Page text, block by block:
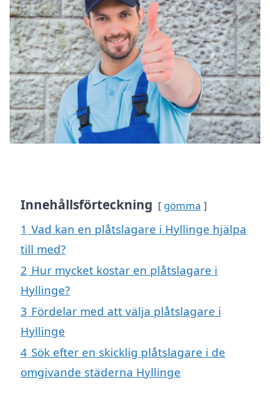
Innehållsförteckning gömma
1 Vad kan en plåtslagare i Hyllinge hjälpa
till med?
2 Hur mycket kostar en plåtslagare i
Hyllinge?
3 Fördelar med att välja plåtslagare i
Hyllinge
4 Sök efter en skicklig plåtslagare i de
omgivande städerna Hyllinge